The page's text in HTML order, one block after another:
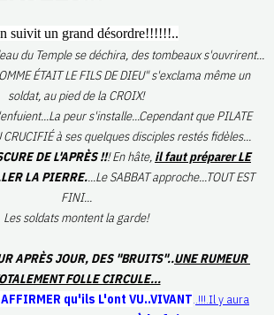
suivit un grand désordre!!!!!!..
du Temple se déchira, des tombeaux s'ouvrirent...
ÉTAIT LE FILS DE DIEU" s'exclama même un
soldat, au pied de la CROIX!
peur s'installe...Cependant que PILATE
CRUCIFIÉ à ses quelques disciples restés fidèles...
DE L'APRÈS !!! En hâte, il faut préparer LE
LA PIERRE....Le SABBAT approche...TOUT EST
FINI...
Les soldats montent la garde!
APRÈS JOUR, DES "BRUITS"..UNE RUMEUR
FOLLE CIRCULE...
qu'ils L'ont VU..VIVANT..!!!.Il y aura